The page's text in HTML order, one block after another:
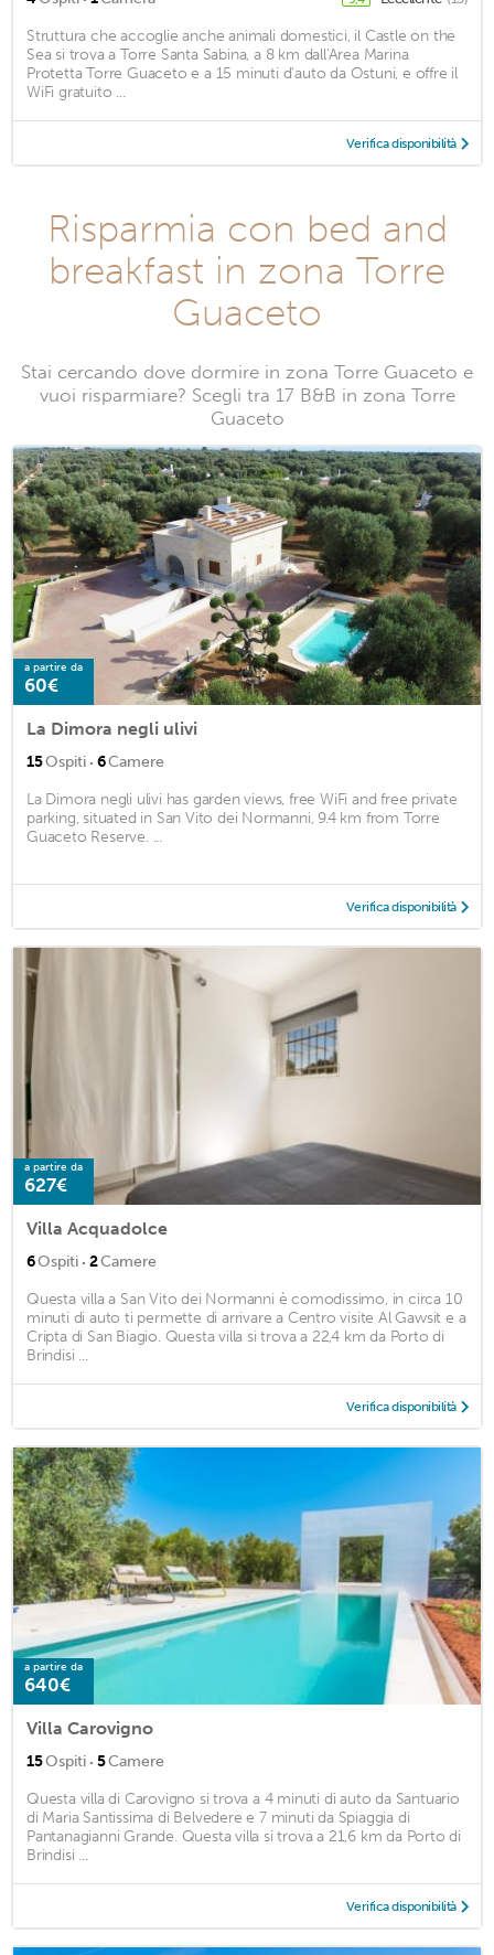
Struttura che accoglie anche animali domestici, il Castle on the
Sea si trova a Torre Santa Sabina, a 8 km dall'Area Marina
Protetta Torre Guaceto e a 15 minuti d'auto da Ostuni, e offre il
WiFi gratuito ...
Verifica disponibilità
Risparmia con bed and
breakfast in zona Torre
Guaceto
Stai cercando dove dormire in zona Torre Guaceto e
vuoi risparmiare? Scegli tra 17 B&B in zona Torre
Guaceto
a partire da
60€
La Dimora negli ulivi
15Ospiti · 6Camere
La Dimora negli ulivi has garden views, free WiFi and free private
parking, situated in San Vito dei Normanni, 9.4 km from Torre
Guaceto Reserve. ...
Verifica disponibilità
a partire da
627€
Villa Acquadolce
6Ospiti · 2Camere
Questa villa a San Vito dei Normanni è comodissimo, in circa 10
minuti di auto ti permette di arrivare a Centro visite Al Gawsit e a
Cripta di San Biagio. Questa villa si trova a 22,4 km da Porto di
Brindisi ...
Verifica disponibilità
a partire da
640€
Villa Carovigno
15Ospiti · 5Camere
Questa villa di Carovigno si trova a 4 minuti di auto da Santuario
di Maria Santissima di Belvedere e 7 minuti da Spiaggia di
Pantanagianni Grande. Questa villa si trova a 21,6 km da Porto di
Brindisi ...
Verifica disponibilità